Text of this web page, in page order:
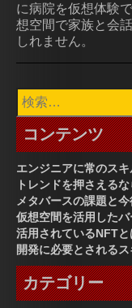
に病院を仮想体験
想空間で家族と会
しれません。
検
索:
コンテンツ
エンジニアに常のス
トレンドを押さえる
メタバースの課題と
仮想空間を活用した
活用されているNFTと
開発に必要とされるス
カテゴリー